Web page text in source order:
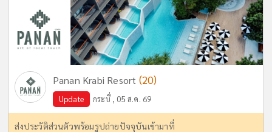
Panan Krabi Resort (20)
Update กระบี่ , 05 ส.ค. 69
ส่งประวัติส่วนตัวพร้อมรูปถ่ายปัจจุบันเข้ามาที่